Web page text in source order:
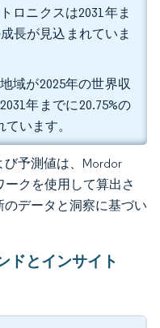
ロニクスは2031年ま
長が見込まれていま
域が2025年の世界収
年までに20.75%の
います。
予測値は、Mordor
ークを使用して算出さ
データと洞察に基づい
ドとインサイト